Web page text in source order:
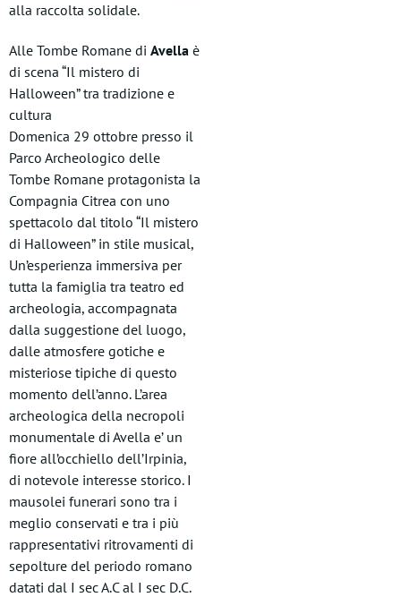
alla raccolta solidale.
Alle Tombe Romane di Avella è
di scena “Il mistero di
Halloween” tra tradizione e
cultura
Domenica 29 ottobre presso il
Parco Archeologico delle
Tombe Romane protagonista la
Compagnia Citrea con uno
spettacolo dal titolo “Il mistero
di Halloween” in stile musical,
Un’esperienza immersiva per
tutta la famiglia tra teatro ed
archeologia, accompagnata
dalla suggestione del luogo,
dalle atmosfere gotiche e
misteriose tipiche di questo
momento dell’anno. L’area
archeologica della necropoli
monumentale di Avella e’ un
fiore all’occhiello dell’Irpinia,
di notevole interesse storico. I
mausolei funerari sono tra i
meglio conservati e tra i più
rappresentativi ritrovamenti di
sepolture del periodo romano
datati dal I sec A.C al I sec D.C.